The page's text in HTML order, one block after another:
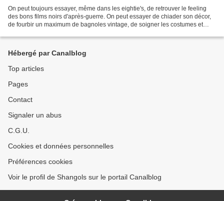
On peut toujours essayer, même dans les eightie's, de retrouver le feeling
des bons films noirs d'après-guerre. On peut essayer de chiader son décor,
de fourbir un maximum de bagnoles vintage, de soigner les costumes et
Hébergé par Canalblog
Top articles
Pages
Contact
Signaler un abus
C.G.U.
Cookies et données personnelles
Préférences cookies
Voir le profil de Shangols sur le portail Canalblog